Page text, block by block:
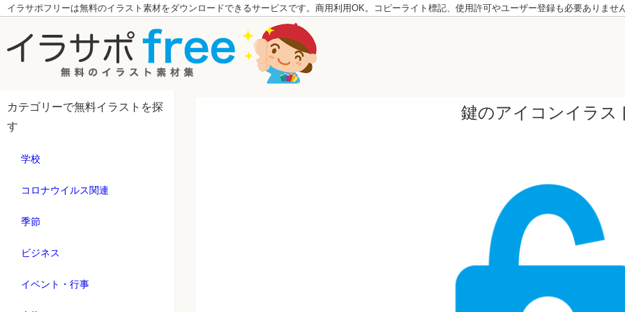
イラサポフリーは無料のイラスト素材をダウンロードできるサービスです。商用利用OK。コピーライト標記、使用許可やユーザー登録も必要ありませ
カテゴリーで無料イラストを探
す
学校
コロナウイルス関連
季節
ビジネス
イベント・行事
鍵のアイコンイラス